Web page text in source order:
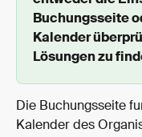
Buchungsseite
Kalender
Lösungen zu
Die Buchungsseite
Kalender des